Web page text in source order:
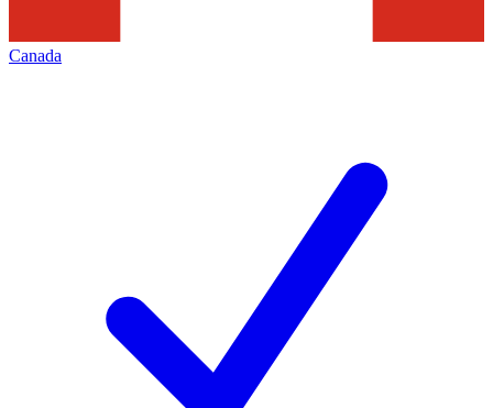
Canada